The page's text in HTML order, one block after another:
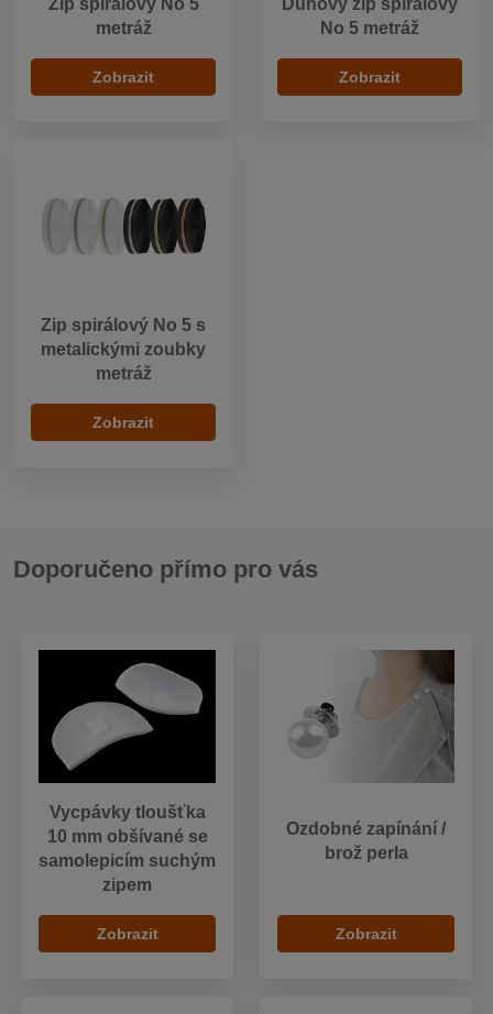
Zip spirálový No 5
metráž
Zobrazit
Duhový zip spirálový
No 5 metráž
Zobrazit
Zip spirálový No 5 s
metalickými zoubky
metráž
Zobrazit
Doporučeno přímo pro vás
Vycpávky tloušťka
10 mm obšívané se
samolepicím suchým
zipem
Zobrazit
Ozdobné zapínání /
brož perla
Zobrazit